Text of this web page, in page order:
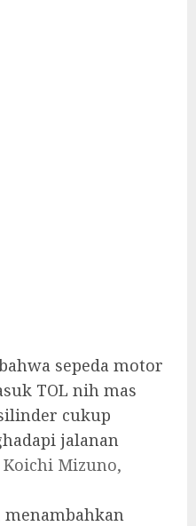
sepeda motor
TOL nih mas
cukup
jalanan
Koichi Mizuno,
menambahkan